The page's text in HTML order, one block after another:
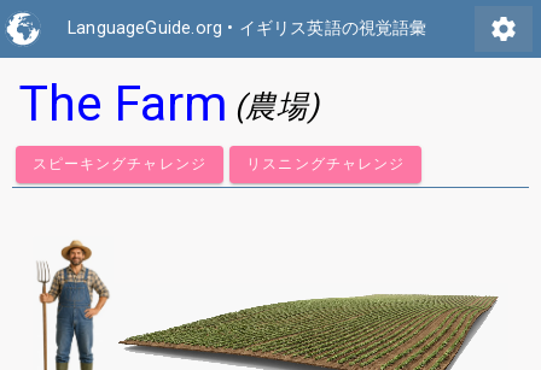
LanguageGuide.org • イギリス英語の視覚語彙 settings
The Farm (農場)
スピーキングチャレンジ リスニングチャレンジ